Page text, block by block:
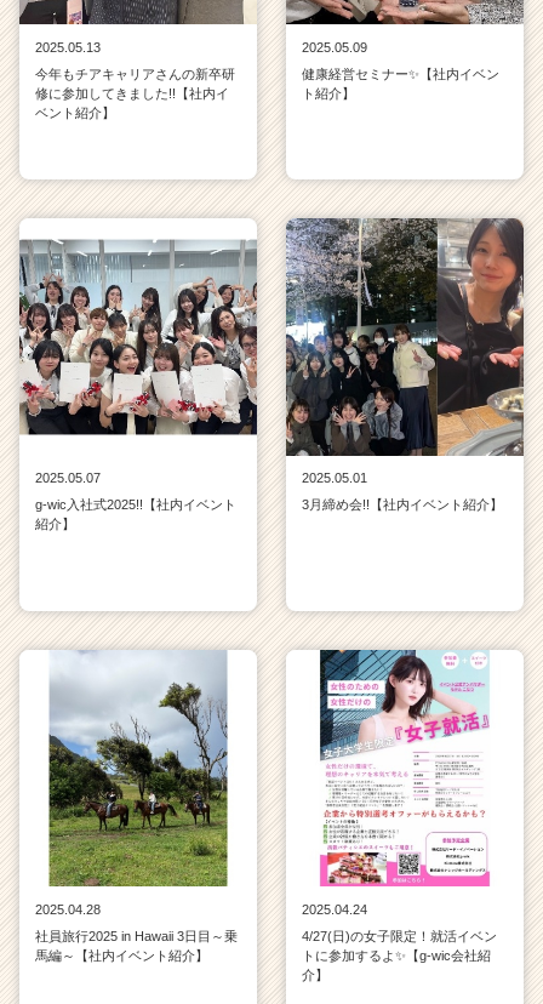
2025.05.13
今年もチアキャリアさんの新卒研
修に参加してきました!!【社内イ
ベント紹介】
2025.05.09
健康経営セミナー✨【社内イベン
ト紹介】
2025.05.07
g-wic入社式2025!!【社内イベント
紹介】
2025.05.01
3月締め会!!【社内イベント紹介】
2025.04.28
社員旅行2025 in Hawaii 3日目～乗
馬編～【社内イベント紹介】
2025.04.24
4/27(日)の女子限定！就活イベン
トに参加するよ✨【g-wic会社紹
介】